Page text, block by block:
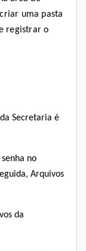
uma pasta
registrar o
Secretaria é
no
Arquivos
da